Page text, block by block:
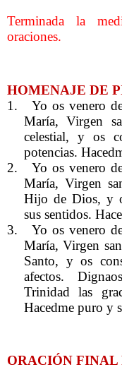
Terminada la
oraciones.
HOMENAJE DE
1.
Yo os venero
María, Virgen
celestial, y os
potencias.
2.
Yo os venero
María, Virgen
Hijo de Dios, y
sus sentidos.
3.
Yo os venero
María, Virgen
Santo, y os
afectos.
Trinidad las
Hacedme puro y
ORACIÓN FINAL